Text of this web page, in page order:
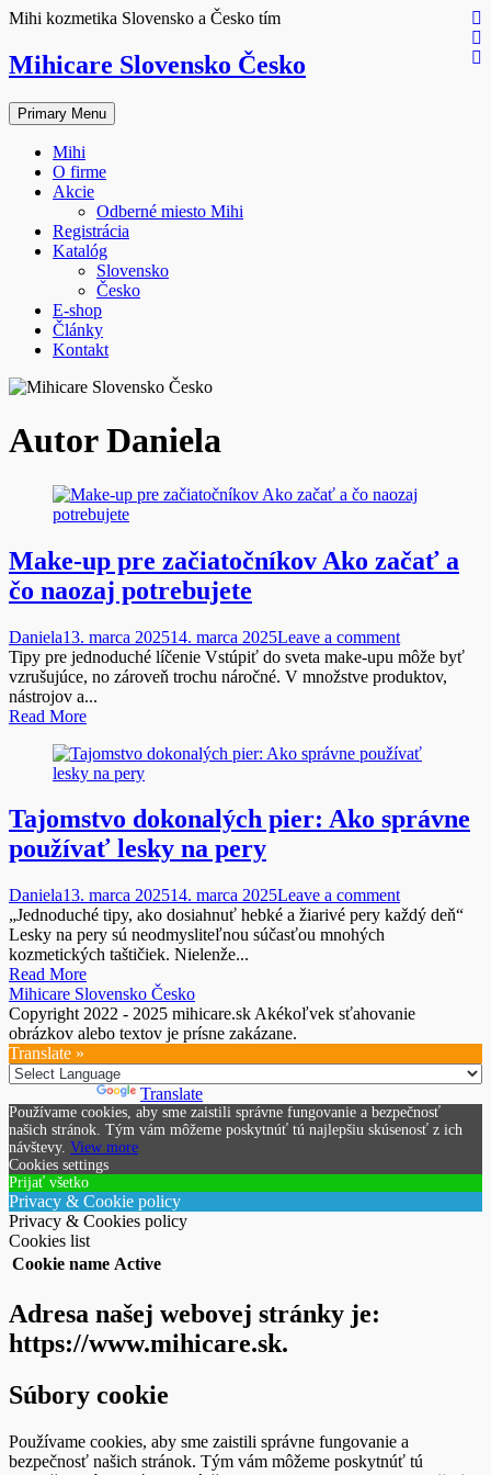
Skip
content
Mihi kozmetika Slovensko a Česko tím
Mihicare Slovensko Česko
Primary Menu
Mihi
O firme
Akcie
Odberné miesto Mihi
Registrácia
Katalóg
Slovensko
Česko
E-shop
Články
Kontakt
AutorDaniela
Make-up pre začiatočníkov Ako začať a
čo naozaj potrebujete
Daniela13. marca 202514. marca 2025Leave a comment
Tipy pre jednoduché líčenie Vstúpiť do sveta make-upu môže byť
vzrušujúce, no zároveň trochu náročné. V množstve produktov,
nástrojov a...
Read More
Tajomstvo dokonalých pier: Ako správne
používať lesky na pery
Daniela13. marca 202514. marca 2025Leave a comment
„Jednoduché tipy, ako dosiahnuť hebké a žiarivé pery každý deň“
Lesky na pery sú neodmysliteľnou súčasťou mnohých
kozmetických taštičiek. Nielenže...
Read More
Mihicare Slovensko Česko
Copyright 2022 - 2025 mihicare.sk Akékoľvek sťahovanie
obrázkov alebo textov je prísne zakázane.
Translate »
Translate
Používame cookies, aby sme zaistili správne fungovanie a bezpečnosť
našich stránok. Tým vám môžeme poskytnúť tú najlepšiu skúsenosť z ich
návštevy. View more
Cookies settings
Prijať všetko
Privacy & Cookie policy
Privacy & Cookies policy
Cookies list
Cookie name Active
Adresa našej webovej stránky je:
https://www.mihicare.sk.
Súbory cookie
Používame cookies, aby sme zaistili správne fungovanie a
bezpečnosť našich stránok. Tým vám môžeme poskytnúť tú